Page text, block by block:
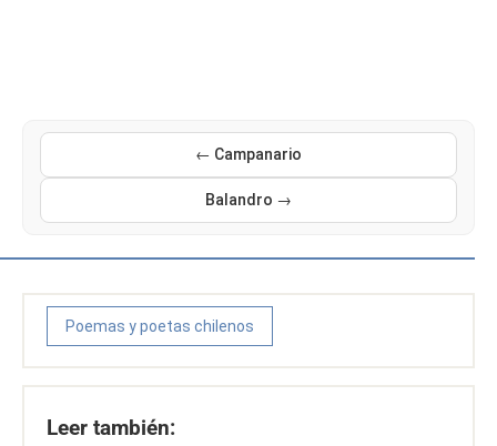
← Campanario
Balandro →
Poemas y poetas chilenos
Leer también: